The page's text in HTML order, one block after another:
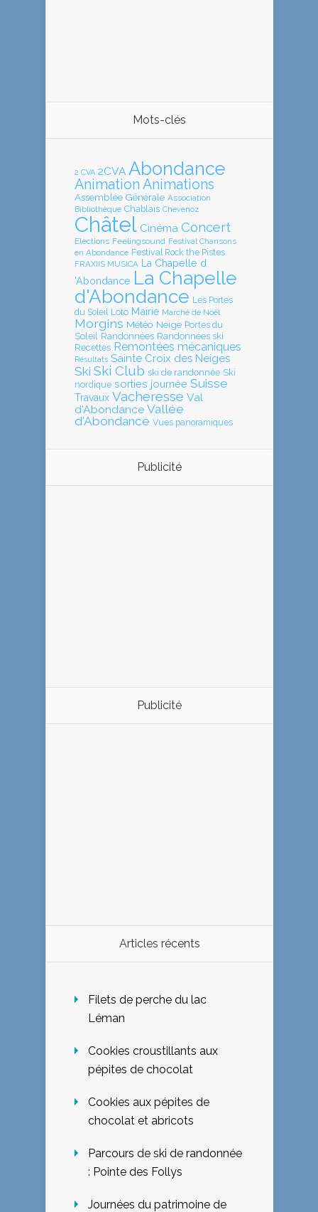
Mots-clés
2 CVA 2CVA Abondance
Animation Animations
Assemblée Générale Association
Bibliothèque Chablais Chevenoz
Châtel Cinéma Concert
Elections Feelingsound Festival Chansons
en Abondance Festival Rock the Pistes
FRAXIIS MUSICA
La Chapelle d
'Abondance La Chapelle
d'Abondance Les Portes
du Soleil
Loto Mairie Marché de Noël
Morgins Météo Neige Portes du
Soleil
Randonnées Randonnées ski
Recettes Remontées mécaniques
Résultats Sainte Croix des Neiges
Ski Ski Club ski de randonnée Ski
nordique sorties journée Suisse
Travaux Vacheresse Val
d'Abondance Vallée
d'Abondance Vues panoramiques
Publicité
Publicité
Articles récents
Filets de perche du lac
Léman
Cookies croustillants aux
pépites de chocolat
Cookies aux pépites de
chocolat et abricots
Parcours de ski de randonnée
: Pointe des Follys
Journées du patrimoine de